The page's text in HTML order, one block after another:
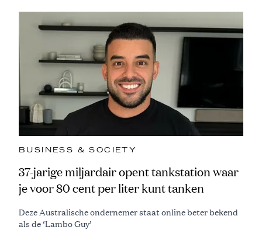
BUSINESS & SOCIETY
37-jarige miljardair opent tankstation waar
je voor 80 cent per liter kunt tanken
Deze Australische ondernemer staat online beter bekend
als de ‘Lambo Guy’